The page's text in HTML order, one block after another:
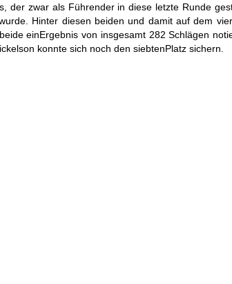
der zwar als Führender in diese letzte Runde
Hinter diesen beiden und damit auf dem
einErgebnis von insgesamt 282 Schlägen
konnte sich noch den siebtenPlatz sichern.